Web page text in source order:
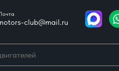
club@mail.ru